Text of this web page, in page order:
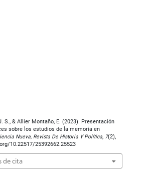
S., & Allier Montaño, E. (2023). Presentación
sobre los estudios de la memoria en
Nueva, Revista De Historia Y Política, 7(2),
10.22517/25392662.25523
de cita